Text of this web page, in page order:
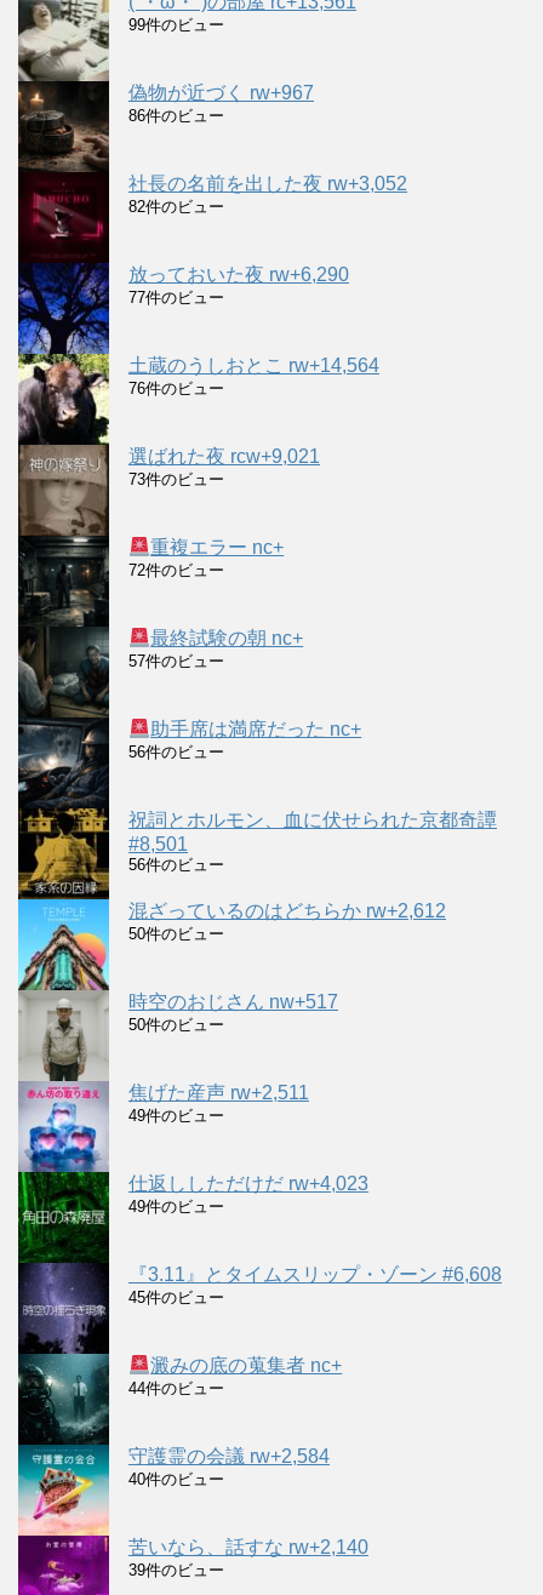
99件のビュー
偽物が近づく rw+967
86件のビュー
社長の名前を出した夜 rw+3,052
82件のビュー
放っておいた夜 rw+6,290
77件のビュー
土蔵のうしおとこ rw+14,564
76件のビュー
選ばれた夜 rcw+9,021
73件のビュー
重複エラー nc+
72件のビュー
最終試験の朝 nc+
57件のビュー
助手席は満席だった nc+
56件のビュー
祝詞とホルモン、血に伏せられた京都奇譚
#8,501
56件のビュー
混ざっているのはどちらか rw+2,612
50件のビュー
時空のおじさん nw+517
50件のビュー
焦げた産声 rw+2,511
49件のビュー
仕返ししただけだ rw+4,023
49件のビュー
『3.11』とタイムスリップ・ゾーン #6,608
45件のビュー
澱みの底の蒐集者 nc+
44件のビュー
守護霊の会議 rw+2,584
40件のビュー
苦いなら、話すな rw+2,140
39件のビュー